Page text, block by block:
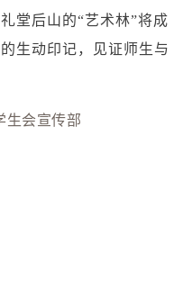
堂后山的“艺术林”将成
生动印记，见证师生与
会宣传部